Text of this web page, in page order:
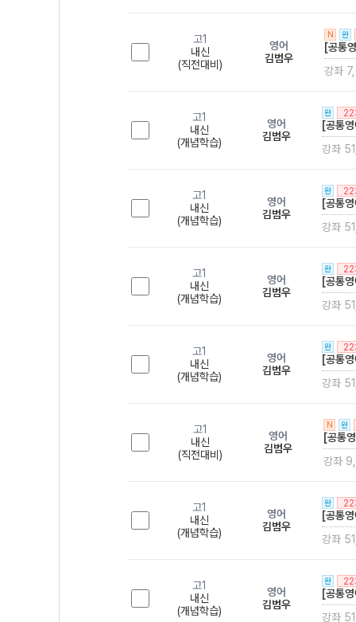
고1
내신
(직전대비)
영어
김범우
N 완
[공통
강좌
고1
내신
(개념학습)
영어
김범우
완 22
[공통
강좌
고1
내신
(개념학습)
영어
김범우
완 22
[공통
강좌
고1
내신
(개념학습)
영어
김범우
완 22
[공통
강좌
고1
내신
(개념학습)
영어
김범우
완 22
[공통
강좌
고1
내신
(직전대비)
영어
김범우
N 완
[공통
강좌
고1
내신
(개념학습)
영어
김범우
완 22
[공통
강좌
고1
내신
(개념학습)
영어
김범우
완 22
[공통
강좌